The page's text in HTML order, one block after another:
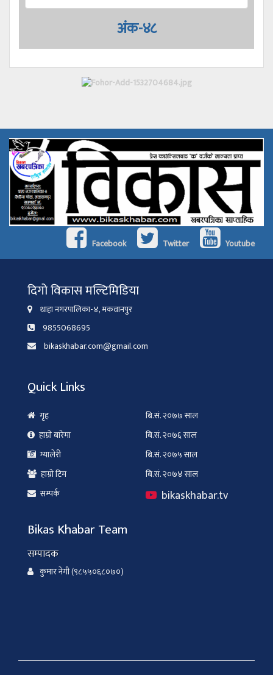
अंक-४८
Facebook Twitter Youtube
दिगो विकास मल्टिमिडिया
थाहा नगरपालिका-४, मकवानपुर
9855068695
bikaskhabar.com@gmail.com
Quick Links
गृह
हाम्रो बारेमा
ग्यालेरी
हाम्रो टिम
सम्पर्क
बि.सं. २०७७ साल
बि.सं. २०७६ साल
बि.सं. २०७५ साल
बि.सं. २०७४ साल
bikaskhabar.tv
Bikas Khabar Team
सम्पादक
कुमार नेगी (९८५५०६८०७०)